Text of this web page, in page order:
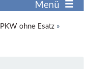
Menü
ohne Esatz »